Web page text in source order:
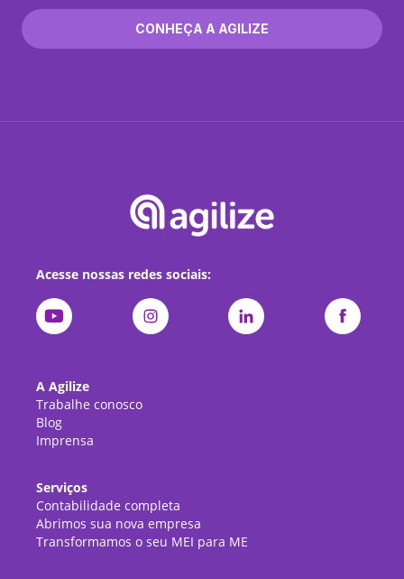
CONHEÇA A AGILIZE
Acesse nossas redes sociais:
A Agilize
Trabalhe conosco
Blog
Imprensa
Serviços
Contabilidade completa
Abrimos sua nova empresa
Transformamos o seu MEI para ME